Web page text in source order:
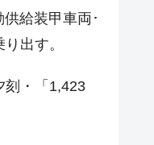
給装甲車両･
出す。
刻・「1,423